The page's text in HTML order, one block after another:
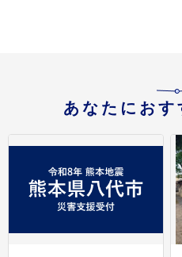
あなたにおす